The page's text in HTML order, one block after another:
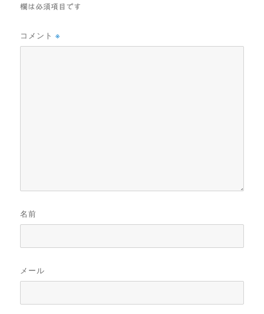
欄は必須項目です
コメント※
名前
メール